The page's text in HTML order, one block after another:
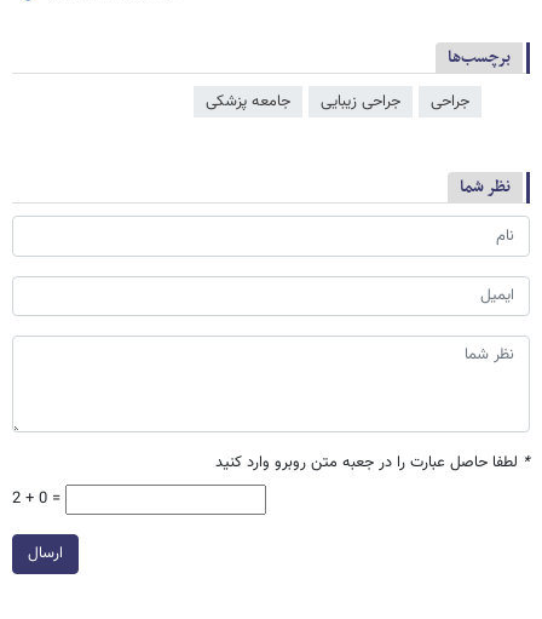
برچسب‌ها
جراحی جراحی زیبایی جامعه پزشکی
نظر شما
* لطفا حاصل عبارت را در جعبه متن روبرو وارد کنید
2 + 0 =
ارسال